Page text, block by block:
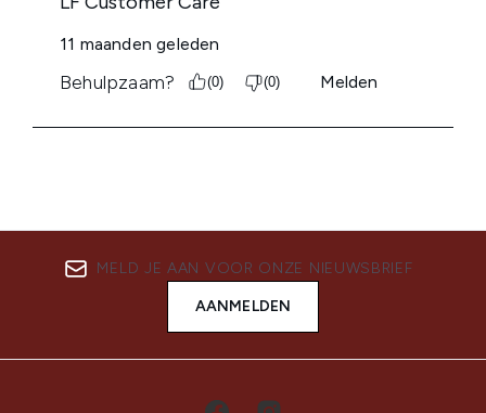
MELD JE AAN VOOR ONZE NIEUWSBRIEF
AANMELDEN